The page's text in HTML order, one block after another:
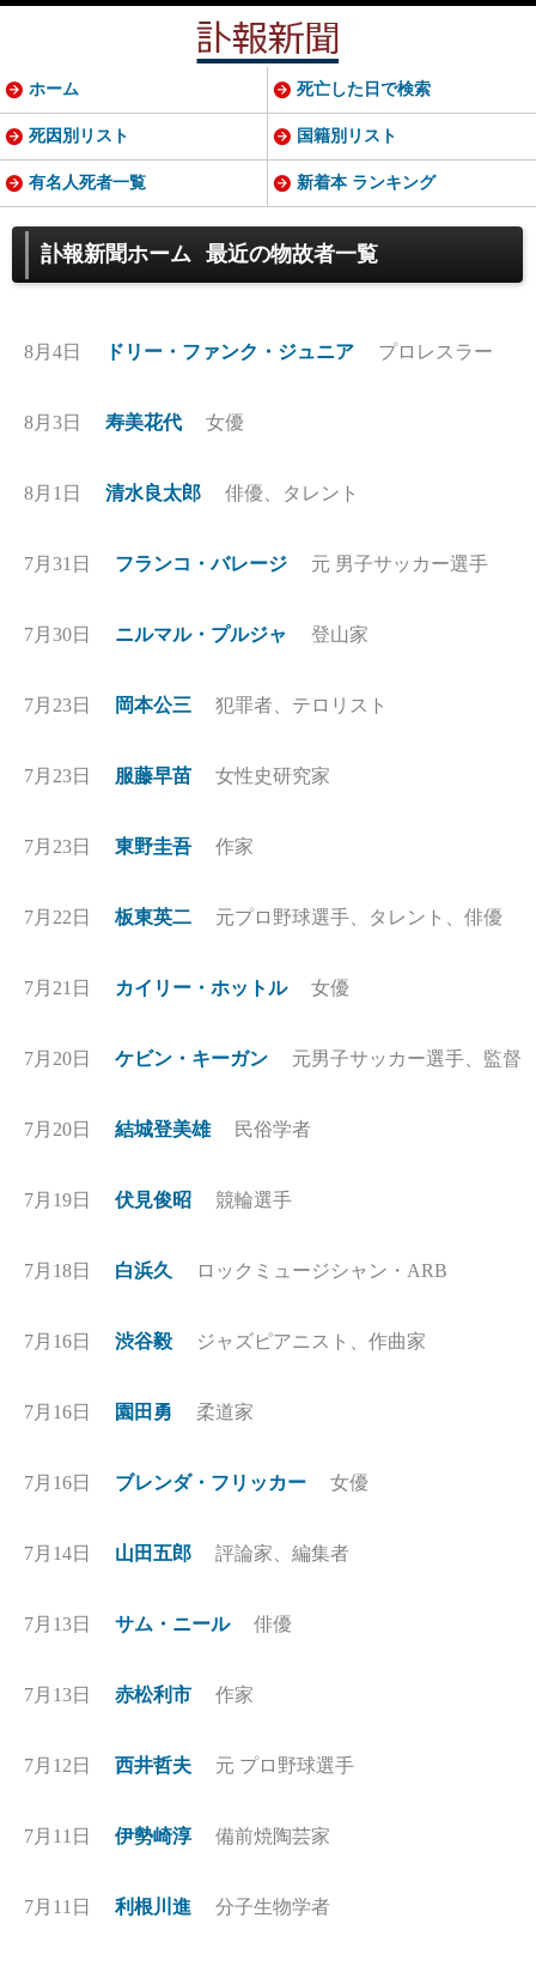
訃報新聞ホーム 最近の物故者一覧
8月4日 ドリー・ファンク・ジュニア プロレスラー
8月3日 寿美花代 女優
8月1日 清水良太郎 俳優、タレント
7月31日 フランコ・バレージ 元 男子サッカー選手
7月30日 ニルマル・プルジャ 登山家
7月23日 岡本公三 犯罪者、テロリスト
7月23日 服藤早苗 女性史研究家
7月23日 東野圭吾 作家
7月22日 板東英二 元プロ野球選手、タレント、俳優
7月21日 カイリー・ホットル 女優
7月20日 ケビン・キーガン 元男子サッカー選手、監督
7月20日 結城登美雄 民俗学者
7月19日 伏見俊昭 競輪選手
7月18日 白浜久 ロックミュージシャン・ARB
7月16日 渋谷毅 ジャズピアニスト、作曲家
7月16日 園田勇 柔道家
7月16日 ブレンダ・フリッカー 女優
7月14日 山田五郎 評論家、編集者
7月13日 サム・ニール 俳優
7月13日 赤松利市 作家
7月12日 西井哲夫 元 プロ野球選手
7月11日 伊勢崎淳 備前焼陶芸家
7月11日 利根川進 分子生物学者
ホーム 死亡した日で検索
死因別リスト 国籍別リスト
有名人死者一覧 新着本 ランキング